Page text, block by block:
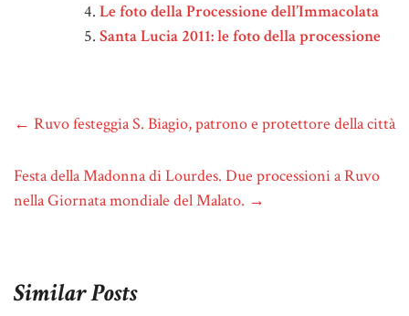
Le foto della Processione dell’Immacolata
Santa Lucia 2011: le foto della processione
← Ruvo festeggia S. Biagio, patrono e protettore della città
Festa della Madonna di Lourdes. Due processioni a Ruvo
nella Giornata mondiale del Malato. →
Similar Posts